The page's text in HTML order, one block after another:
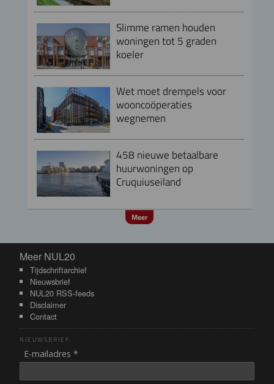
Slimme ramen houden
woningen tot 5 graden
koeler
Wet moet drempels voor
wooncoöperaties
wegnemen
458 nieuwe betaalbare
huurwoningen op
Cruquiuseiland
Meer
Meer NUL20
Meer NUL20
Tijdschriftarchief
Nieuwsbrief
NUL20 RSS-feeds
Disclaimer
Contact
NIEUWSBRIEF
E-mailadres *